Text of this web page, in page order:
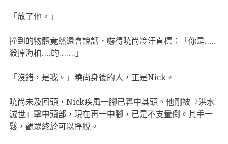
「放了他。」
撞到的物體竟然還會說話，嚇得曉尚冷汗直標：「你是…..
殺掉海柏….的…….」
「沒錯，是我。」曉尚身後的人，正是Nick。
曉尚未及回頭，Nick疾風一腳已轟中其頭。他剛被『洪水
滅世』擊中頭部，現在再一中腳，已是不支暈倒。其手一
鬆，觀眾終於可以掙脫。